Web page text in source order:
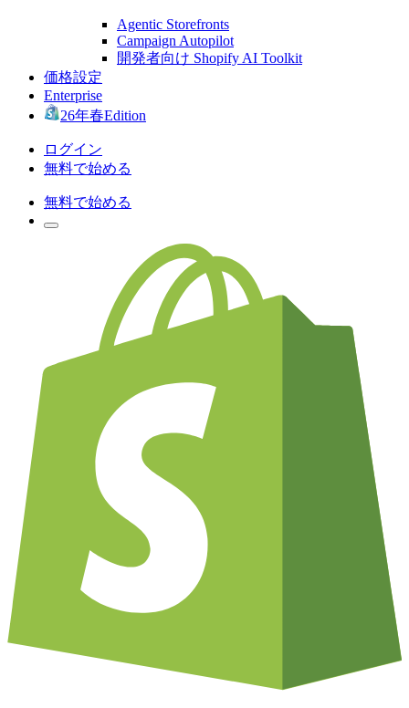
Agentic Storefronts
Campaign Autopilot
開発者向け Shopify AI Toolkit
価格設定
Enterprise
26年春Edition
ログイン
無料で始める
無料で始める